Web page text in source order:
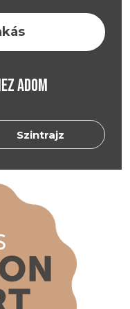
ADOM
Szintrajz